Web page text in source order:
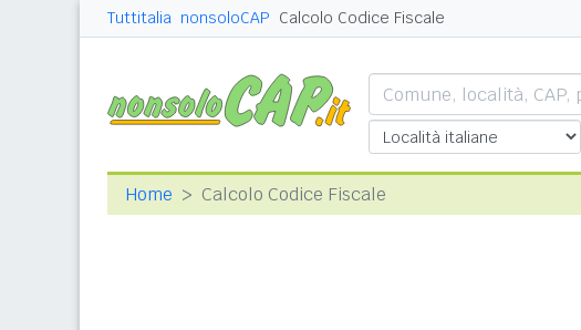
Tuttitalia nonsoloCAP Calcolo Codice Fiscale
Home Calcolo Codice Fiscale